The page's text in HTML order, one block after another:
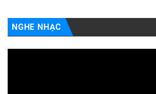
NGHE NHẠC